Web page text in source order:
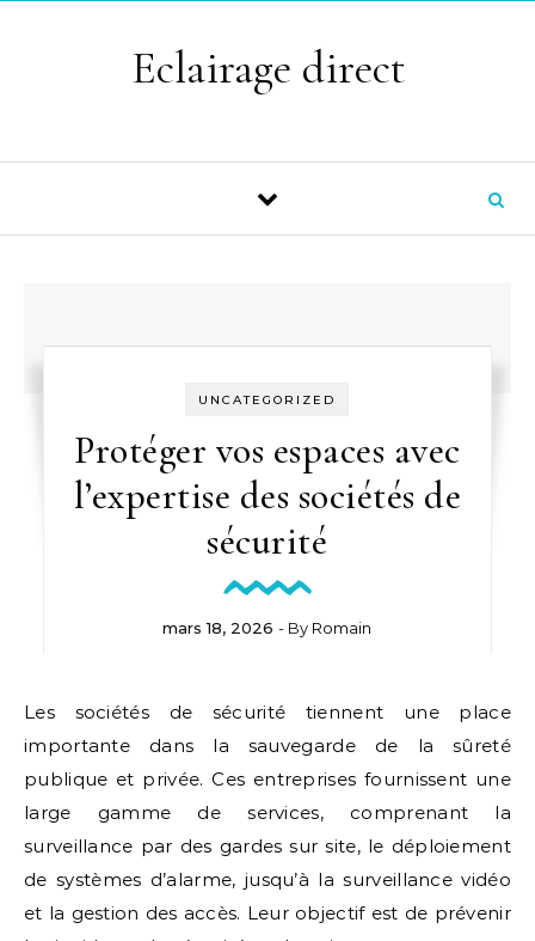
Eclairage direct
UNCATEGORIZED
Protéger vos espaces avec
l’expertise des sociétés de
sécurité
mars 18, 2026 - By Romain
Les sociétés de sécurité tiennent une place
importante dans la sauvegarde de la sûreté
publique et privée. Ces entreprises fournissent une
large gamme de services, comprenant la
surveillance par des gardes sur site, le déploiement
de systèmes d’alarme, jusqu’à la surveillance vidéo
et la gestion des accès. Leur objectif est de prévenir